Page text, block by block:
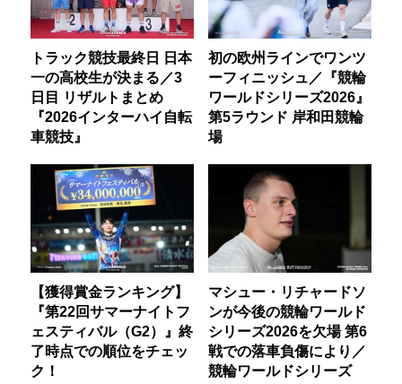
トラック競技最終日 日本
一の高校生が決まる／3
日目 リザルトまとめ
『2026インターハイ自転
車競技』
初の欧州ラインでワンツ
ーフィニッシュ／『競輪
ワールドシリーズ2026』
第5ラウンド 岸和田競輪
場
【獲得賞金ランキング】
『第22回サマーナイトフ
ェスティバル（G2）』終
了時点での順位をチェッ
ク！
マシュー・リチャードソ
ンが今後の競輪ワールド
シリーズ2026を欠場 第6
戦での落車負傷により／
競輪ワールドシリーズ